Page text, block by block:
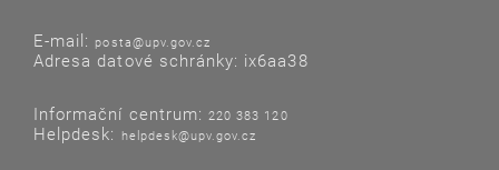
E-mail: posta@upv.gov.cz
Adresa datové schránky: ix6aa38
Informační centrum: 220 383 120
Helpdesk: helpdesk@upv.gov.cz